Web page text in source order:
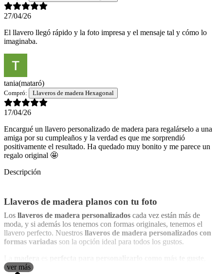
27/04/26
El llavero llegó rápido y la foto impresa y el mensaje tal y cómo lo
imaginaba.
tania(mataró)
Compró: Llaveros de madera Hexagonal
17/04/26
Encargué un llavero personalizado de madera para regalárselo a una
amiga por su cumpleaños y la verdad es que me sorprendió
positivamente el resultado. Ha quedado muy bonito y me parece un
regalo original 🤩
Descripción
Llaveros de madera planos con tu foto
Los llaveros de madera personalizados cada vez están más de
moda, y si además los tenemos con formas originales, tenemos el
llavero perfecto. Nuestros llaveros de madera personalizados con
formas variadas son la opción ideal para todos los gustos.
haciendo que el diseño destaque de una forma espectacular. Llevan
ver más